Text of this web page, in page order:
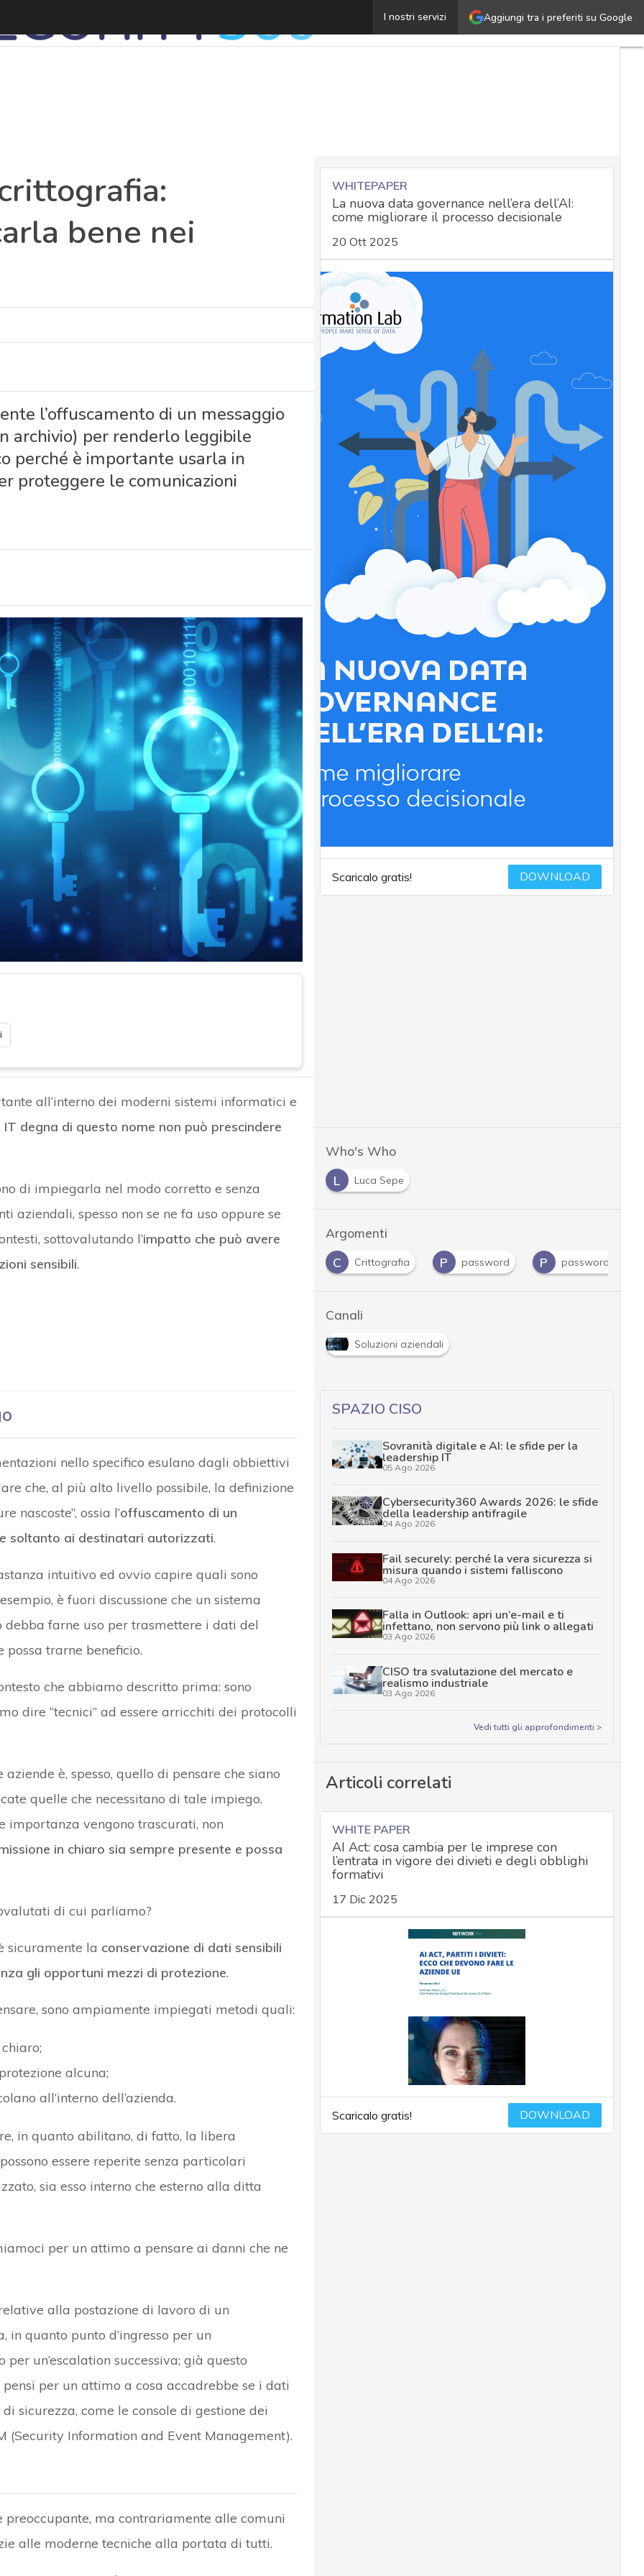
Aggiungi tra i preferiti su Google
I nostri servizi
L’importanza della crittografia: soluzioni per applicarla
bene nei
l’offuscamento di un messaggio
archivio) per renderlo leggibile
perché è importante usarla in
proteggere le comunicazioni
all’interno dei moderni sistemi informatici e
degna di questo nome non può prescindere
di impiegarla nel modo corretto e senza
aziendali, spesso non se ne fa uso oppure se
sottovalutando l’impatto che può avere
sensibili.
nello specifico esulano dagli obbiettivi
che, al più alto livello possibile, la definizione
nascoste”, ossia l’offuscamento di un
soltanto ai destinatari autorizzati.
intuitivo ed ovvio capire quali sono
è fuori discussione che un sistema
farne uso per trasmettere i dati del
trarne beneficio.
che abbiamo descritto prima: sono
dire “tecnici” ad essere arricchiti dei protocolli
è, spesso, quello di pensare che siano
quelle che necessitano di tale impiego.
importanza vengono trascurati, non
in chiaro sia sempre presente e possa
di cui parliamo?
sicuramente la conservazione di dati sensibili
gli opportuni mezzi di protezione.
sono ampiamente impiegati metodi quali:
alcuna;
all’interno dell’azienda.
in quanto abilitano, di fatto, la libera
essere reperite senza particolari
sia esso interno che esterno alla ditta
per un attimo a pensare ai danni che ne
alla postazione di lavoro di un
in quanto punto d’ingresso per un
un’escalation successiva; già questo
per un attimo a cosa accadrebbe se i dati
sicurezza, come le console di gestione dei
Information and Event Management).
ma contrariamente alle comuni
alle moderne tecniche alla portata di tutti.
WHITEPAPER
La nuova data governance nell’era dell’AI:
come migliorare il processo decisionale
20 Ott 2025
Scaricalo gratis! DOWNLOAD
Who's Who
L
Luca Sepe
Argomenti
C Crittografia P password P password
Canali
Soluzioni aziendali
SPAZIO CISO
Sovranità digitale e AI: le sfide per la
leadership IT
05 Ago 2026
Cybersecurity360 Awards 2026: le sfide
della leadership antifragile
04 Ago 2026
Fail securely: perché la vera sicurezza si
misura quando i sistemi falliscono
04 Ago 2026
Falla in Outlook: apri un’e-mail e ti
infettano, non servono più link o allegati
03 Ago 2026
CISO tra svalutazione del mercato e
realismo industriale
03 Ago 2026
Vedi tutti gli approfondimenti >
Articoli correlati
WHITE PAPER
AI Act: cosa cambia per le imprese con
l’entrata in vigore dei divieti e degli obblighi
formativi
17 Dic 2025
Scaricalo gratis! DOWNLOAD